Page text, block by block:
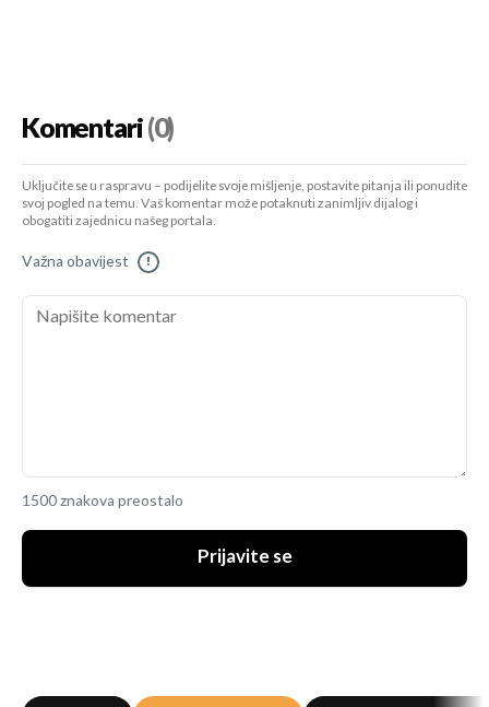
Komentari(0)
Uključite se u raspravu – podijelite svoje mišljenje, postavite pitanja ili ponudite
svoj pogled na temu. Vaš komentar može potaknuti zanimljiv dijalog i
obogatiti zajednicu našeg portala.
Važna obavijest !
1500 znakova preostalo
Prijavite se